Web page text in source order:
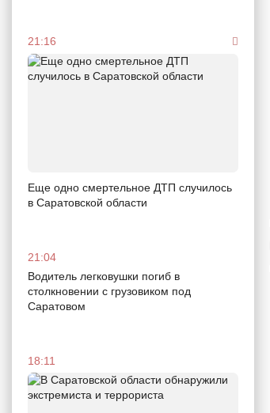
21:16
Еще одно смертельное ДТП случилось
в Саратовской области
21:04
Водитель легковушки погиб в
столкновении с грузовиком под
Саратовом
18:11